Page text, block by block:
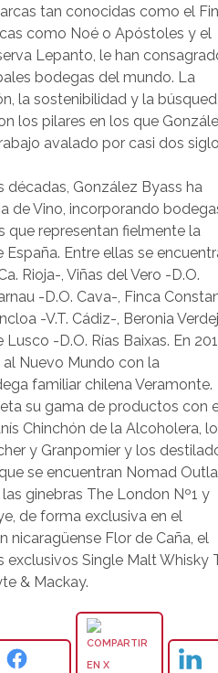
tan conocidas como el
como Noé o Apóstoles y el
Lepanto, le han
bodegas del mundo. La
la sostenibilidad y la
los pilares en los que
avalado por casi dos
décadas, González Byass ha
de Vino, incorporando
que representan fielmente la
Entre ellas se
Rioja-, Viñas del Vero -D.O.
-D.O. Cava-, Finca
-V.T. Cádiz-, Beronia
-D.O. Rías Baixas. En
Nuevo Mundo con la
familiar chilena Veramonte.
su gama de productos con
Chinchón de la Alcoholera,
y Granpomier y los
se encuentran Nomad
ginebras The London Nº1 y
de forma exclusiva en el
nicaragüense Flor de Caña, el
Single Malt Whisky
& Mackay.